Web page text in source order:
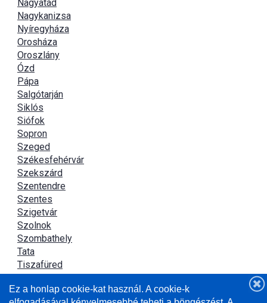
Nagyatád
Nagykanizsa
Nyíregyháza
Orosháza
Oroszlány
Ózd
Pápa
Salgótarján
Siklós
Siófok
Sopron
Szeged
Székesfehérvár
Szekszárd
Szentendre
Szentes
Szigetvár
Szolnok
Szombathely
Tata
Tiszafüred
Újszász
Ez a honlap cookie-kat használ. A cookie-k